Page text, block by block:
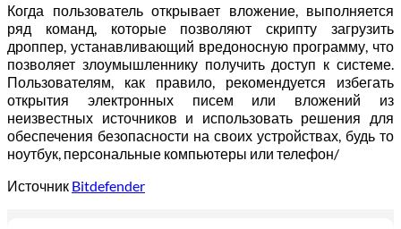
Когда пользователь открывает вложение, выполняется
ряд команд, которые позволяют скрипту загрузить
дроппер, устанавливающий вредоносную программу, что
позволяет злоумышленнику получить доступ к системе.
Пользователям, как правило, рекомендуется избегать
открытия электронных писем или вложений из
неизвестных источников и использовать решения для
обеспечения безопасности на своих устройствах, будь то
ноутбук, персональные компьютеры или телефон/
Источник Bitdefender